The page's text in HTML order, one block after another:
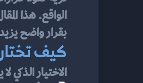
بقرار واضح
كيف
الاختيار الذكي